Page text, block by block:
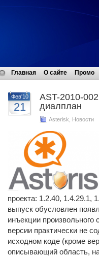
Главная О сайте Промо
Фев'10
21
AST-2010-
диалплан
Asterisk Новости
проекта: 1.2.40, 1.4.29.1,
выпуск обусловлен
инъекции
версии практически не
исходном коде (кроме
описывающий область,